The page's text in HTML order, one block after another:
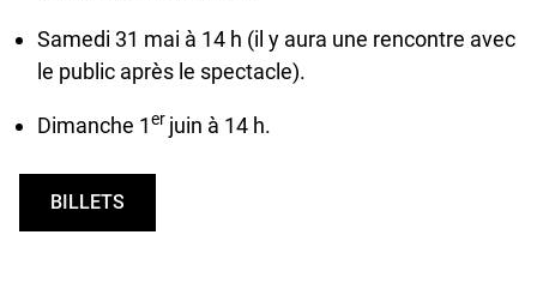
Samedi 31 mai à 14 h (il y aura une rencontre avec
le public après le spectacle).
Dimanche 1er juin à 14 h.
BILLETS
UNDEFINED